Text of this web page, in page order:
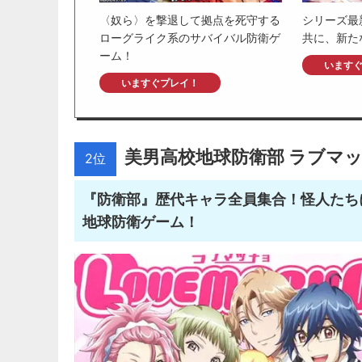
〈奴ら〉を撃退して拠点を死守する
ローグライク系のサバイバル防衛ゲ
ーム！
いますぐプレイ！
シリーズ
共に、新
います
2位 美男高校地球防衛部 ラブマ
『防衛部』歴代キャラ全員集合！怪人た
地球防衛ゲーム！